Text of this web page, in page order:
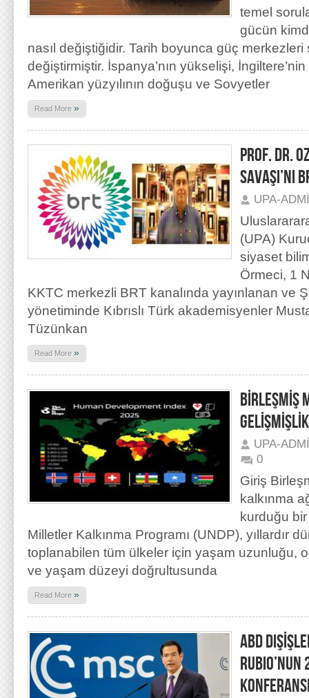
temel
gücün
nasıl değiştiğidir. Tarih boyunca güç
değiştirmiştir. İspanya’nın yükselişi,
Amerikan yüzyılının doğuşu ve Sovyetler
Read More »
PROF. DR.
SAVAŞI’NI
UPA-
(UPA)
siyaset
Örmeci, 1
KKTC merkezli BRT kanalında yayınlanan ve
yönetiminde Kıbrıslı Türk akademisyenler
Tüzünkan
Read More »
BİRLEŞMİŞ
UPA-
0
Giriş
kalkınma
kurduğu
Milletler Kalkınma Programı (UNDP), yıllardır
toplanabilen tüm ülkeler için yaşam uzunluğu,
ve yaşam düzeyi doğrultusunda
Read More »
ABD